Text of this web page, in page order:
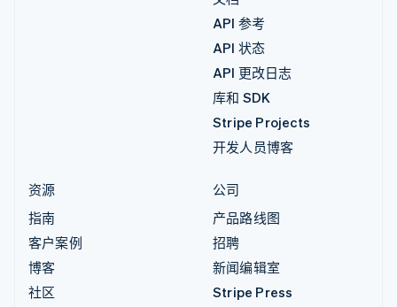
API 参考
API 状态
API 更改日志
库和 SDK
Stripe Projects
开发人员博客
资源
指南
客户案例
博客
社区
公司
产品路线图
招聘
新闻编辑室
Stripe Press